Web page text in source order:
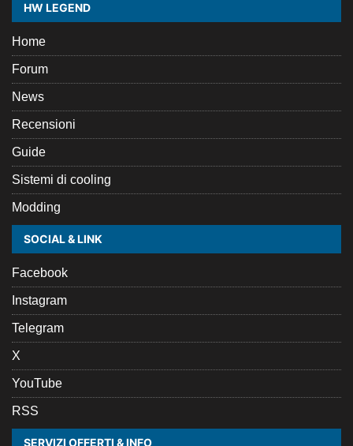
HW LEGEND
Home
Forum
News
Recensioni
Guide
Sistemi di cooling
Modding
SOCIAL & LINK
Facebook
Instagram
Telegram
X
YouTube
RSS
SERVIZI OFFERTI & INFO